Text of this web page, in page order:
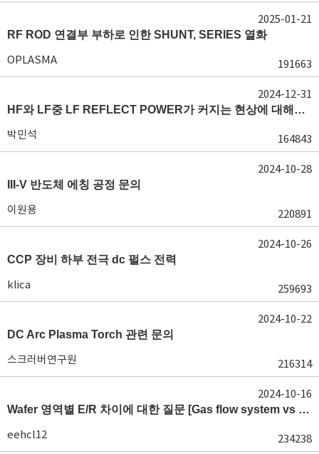
RF ROD 연결부 부하로 인한 SHUNT, SERIES 열화
OPLASMA 191663
2025-01-21
HF와 LF중 LF REFLECT POWER가 커지는 현상에 대해서 도움이 필요합니다.
박민석 164843
2024-12-31
III-V 반도체 에칭 공정 문의
이원용 220891
2024-10-28
CCP 장비 하부 전극 dc 펄스 전력
klica 259693
2024-10-26
DC Arc Plasma Torch 관련 문의
스크러버연구원 216314
2024-10-22
Wafer 영역별 E/R 차이에 대한 질문 [Gas flow system vs E/R]
eehcl12 234238
2024-10-16